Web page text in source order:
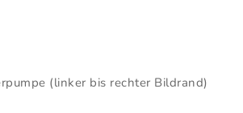
(linker bis rechter Bildrand)